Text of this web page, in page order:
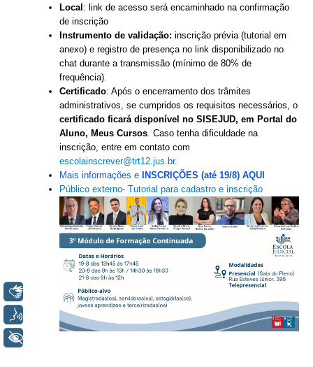
Responsabilidade Socioambiental
Comissão Permanente de Acessibilidade e Inclusão
Escola Judicial
Programa Trabalho Seguro
Coordenadoria de Saúde
Serviços
Ação Trabalhista (Atermação)
Atermação On-line - Interior de Roraima
Atermação On-line - Interior do Amazonas
Agendamento de Reclamação Verbal
Glossário
Consulta de Pautas
Atas de Sessões do Pleno
Audiências e Sessões
Local : link de acesso será encaminhado na confirmação
de inscrição
Instrumento de validação: inscrição prévia (tutorial em
anexo) e registro de presença no link disponibilizado no
chat durante a transmissão (mínimo de 80% de
frequência).
Certificado: Após o encerramento dos trâmites
administrativos, se cumpridos os requisitos necessários, o
certificado ficará disponível no SISEJUD, em Portal do
Aluno, Meus Cursos. Caso tenha dificuldade na
inscrição, entre em contato com
escolainscrever@trt12.jus. br.
Mais informações e
INSCRIÇÕES (até 19/8) AQUI
Público externo- Tutorial para cadastro e inscrição
Libras